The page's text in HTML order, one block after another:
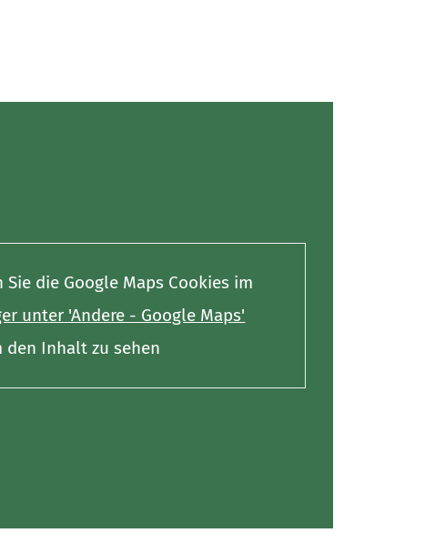
die Google Maps Cookies im
unter 'Andere - Google Maps'
den Inhalt zu sehen